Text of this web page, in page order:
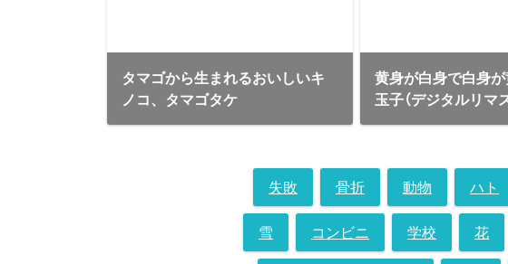
タマゴから生まれるおいしいキ
ノコ、タマゴタケ
黄身が白身で白身
玉子（デジタルリマ
失敗 骨折 動物 ハト
雪 コンビニ 学校 花